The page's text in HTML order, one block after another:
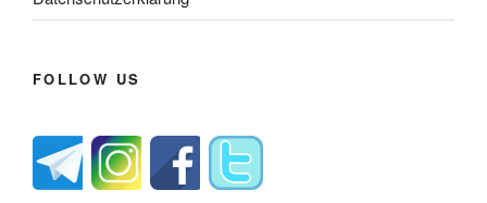
FOLLOW US